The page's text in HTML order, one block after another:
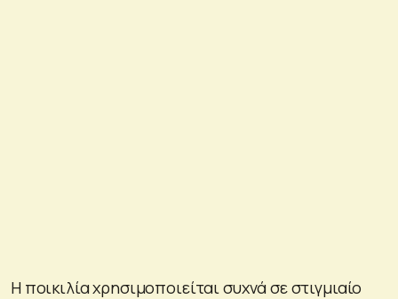
Η ποικιλία χρησιμοποιείται συχνά σε στιγμιαίο